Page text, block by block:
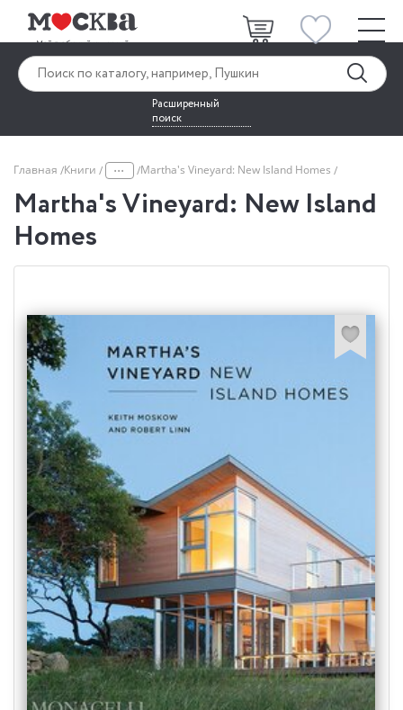
Расширенный
поиск
Главная Книги ... Martha's Vineyard: New Island Homes
Martha's Vineyard: New Island
Homes